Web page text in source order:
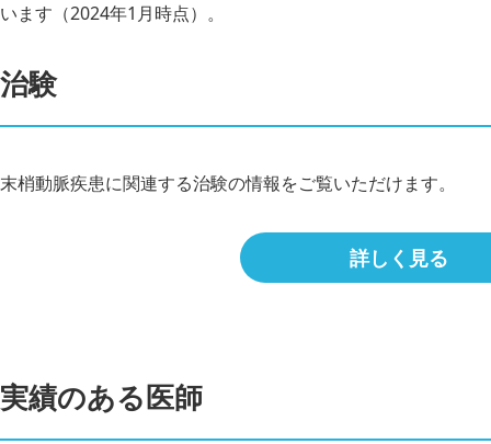
います（2024年1月時点）。
治験
末梢動脈疾患に関連する治験の情報をご覧いただけます。
詳しく見る
実績のある医師